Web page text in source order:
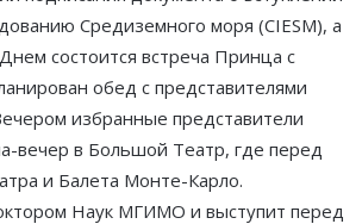
Средиземного моря (CIESM), а
состоится встреча Принца c
обед с представителями
избранные представители
вечер в Большой Театр, где перед
и Балета Монте-Карло.
Наук МГИМО и выступит перед